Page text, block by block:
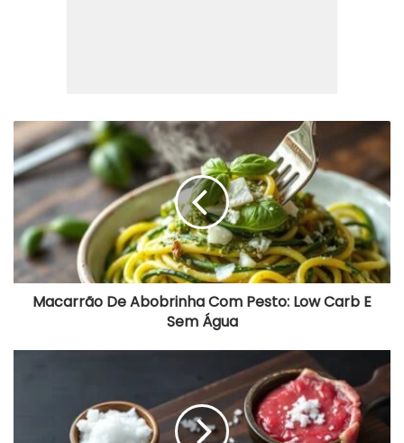
Macarrão
De
Abobrinha
Com
Pesto:
Low
Carb
E
Sem
Água
Macarrão De Abobrinha Com Pesto: Low Carb E
Sem Água
Sal